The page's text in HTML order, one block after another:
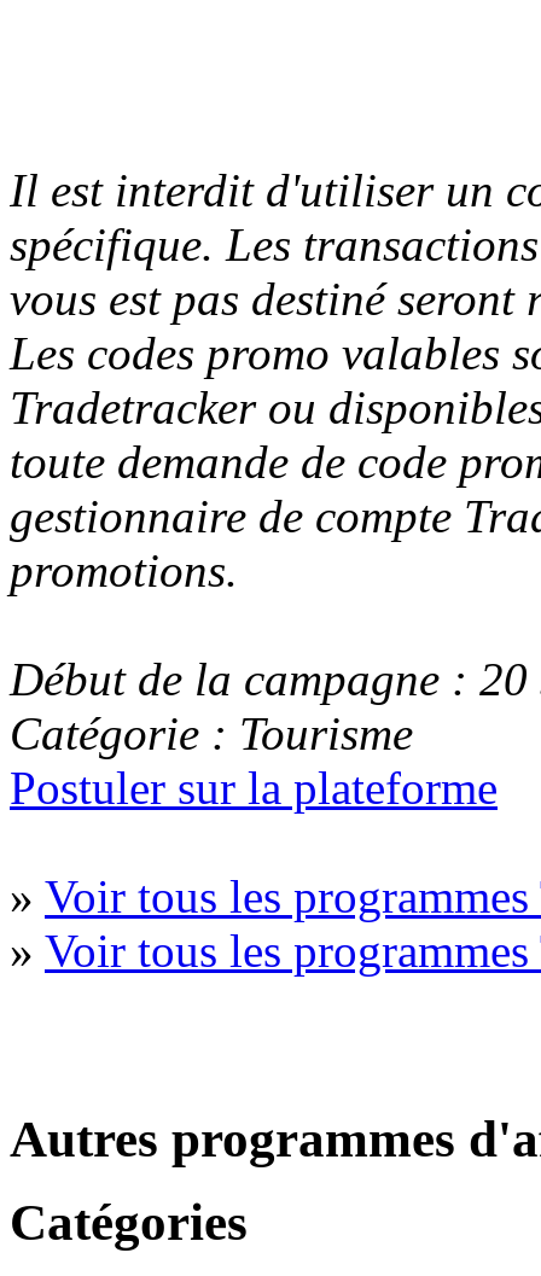
Il est interdit d'utiliser un
spécifique. Les
vous est pas destiné seront
Les codes promo valables
Tradetracker ou
toute demande de code
gestionnaire de compte
promotions.
Début de la campagne : 20
Catégorie : Tourisme
Postuler sur la plateforme
» Voir tous les
» Voir tous les
Autres programmes
Catégories